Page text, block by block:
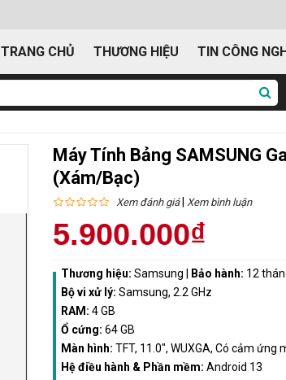
TRANG CHỦ THƯƠNG HIỆU TIN CÔNG
Máy Tính Bảng SAMSUNG
(Xám/Bạc)
Xem đánh giá| Xem bình luận
5.900.000₫
Thương hiệu: Samsung Bảo hành: 12
Bộ vi xử lý: Samsung, 2.2 GHz
RAM: 4 GB
Ổ cứng: 64 GB
Màn hình: TFT, 11.0", WUXGA, Có cảm ứng
Hệ điều hành & Phần mềm: Android 13